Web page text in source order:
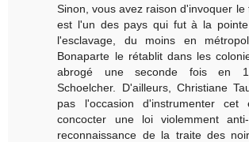
Sinon, vous avez raison d'invoquer
est l'un des pays qui fut à la
l'esclavage, du moins en
Bonaparte le rétablit dans les
abrogé une seconde fois en
Schoelcher. D'ailleurs, Christiane
pas l'occasion d'instrumenter cet
concocter une loi violemment
reconnaissance de la traite des